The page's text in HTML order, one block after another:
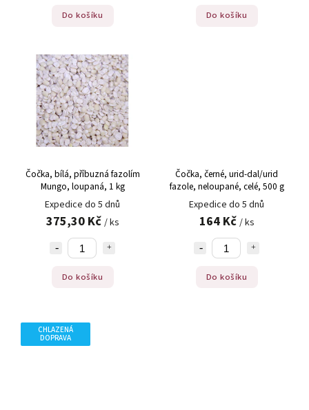
Do košíku Do košíku
Čočka, bílá, příbuzná fazolím
Mungo, loupaná, 1 kg
Expedice do 5 dnů
375,30 Kč / ks
Do košíku
Čočka, černé, urid-dal/urid
fazole, neloupané, celé, 500 g
Expedice do 5 dnů
164 Kč / ks
Do košíku
CHLAZENÁ
DOPRAVA